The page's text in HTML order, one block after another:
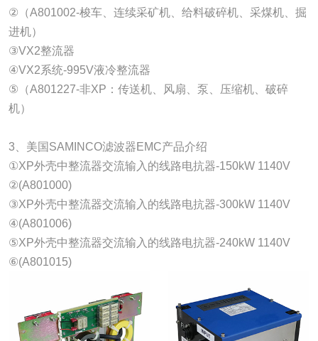
②（A801002-梭车、连续采矿机、给料破碎机、采煤机、掘
进机）
③VX2整流器
④VX2系统-995V液冷整流器
⑤（A801227-非XP：传送机、风扇、泵、压缩机、破碎
机）
3、美国SAMINCO滤波器EMC产品介绍
①XP外壳中整流器交流输入的线路电抗器-150kW 1140V
②(A801000)
③XP外壳中整流器交流输入的线路电抗器-300kW 1140V
④(A801006)
⑤XP外壳中整流器交流输入的线路电抗器-240kW 1140V
⑥(A801015)